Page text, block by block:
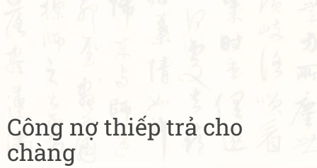
Công nợ thiếp trả cho
chàng